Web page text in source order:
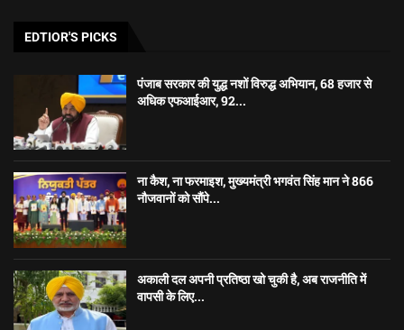
EDTIOR'S PICKS
पंजाब सरकार की युद्ध नशों विरुद्ध अभियान, 68 हजार से
अधिक एफआईआर, 92...
ना कैश, ना फरमाइश, मुख्यमंत्री भगवंत सिंह मान ने 866
नौजवानों को सौंपे...
अकाली दल अपनी प्रतिष्ठा खो चुकी है, अब राजनीति में
वापसी के लिए...